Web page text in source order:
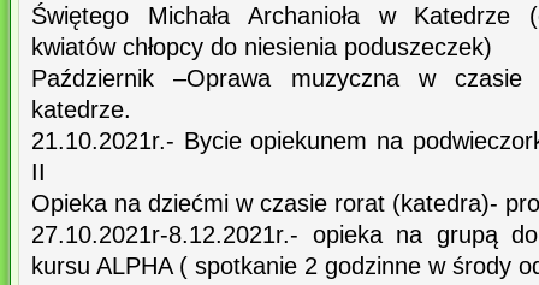
Świętego Michała Archanioła w Katedrze
kwiatów chłopcy do niesienia poduszeczek)
Październik –Oprawa muzyczna w
katedrze.
21.10.2021r.- Bycie opiekunem na
II
Opieka na dziećmi w czasie rorat (katedra)-
27.10.2021r-8.12.2021r.- opieka na grupą
kursu ALPHA ( spotkanie 2 godzinne w środy